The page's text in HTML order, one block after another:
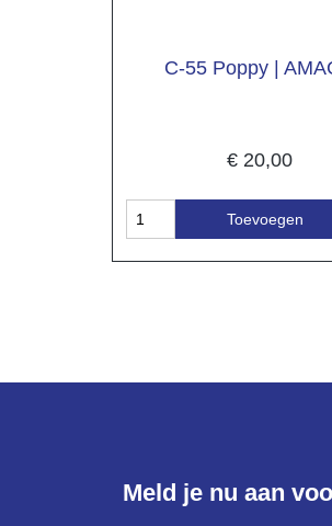
C-55 Poppy |
€ 20,00
Toevoegen
Meld je nu aan